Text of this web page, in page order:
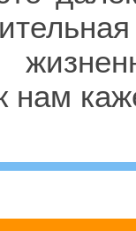
нам